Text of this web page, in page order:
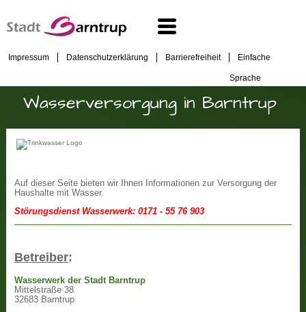
Impressum Datenschutzerklärung Barrierefreiheit Einfache
Sprache
Wasserversorgung in Barntrup
Auf dieser Seite bieten wir Ihnen Informationen zur Versorgung der
Haushalte mit Wasser.
Störungsdienst Wasserwerk: 0171 - 55 76 903
Betreiber:
Wasserwerk der Stadt Barntrup
Mittelstraße 38
32683 Barntrup